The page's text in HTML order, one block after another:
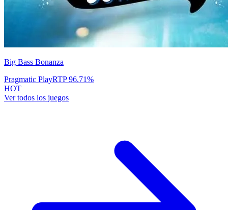
Big Bass Bonanza
Pragmatic PlayRTP96.71%
HOT
Ver todos los juegos